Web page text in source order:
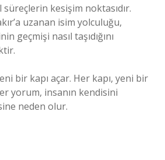
kesişim noktasıdır.
uzanan isim yolculuğu,
geçmişi nasıl taşıdığını
bir kapı açar. Her kapı, yeni bir
yorum, insanın kendisini
neden olur.